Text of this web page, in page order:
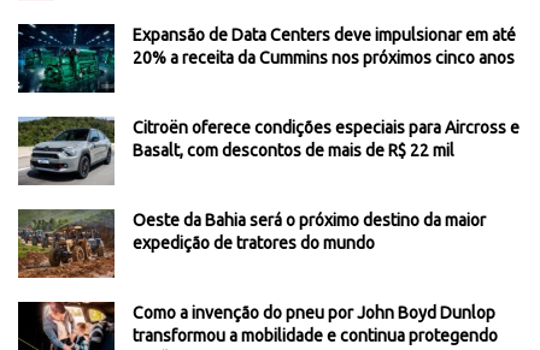
Expansão de Data Centers deve impulsionar em até
20% a receita da Cummins nos próximos cinco anos
Citroën oferece condições especiais para Aircross e
Basalt, com descontos de mais de R$ 22 mil
Oeste da Bahia será o próximo destino da maior
expedição de tratores do mundo
Como a invenção do pneu por John Boyd Dunlop
transformou a mobilidade e continua protegendo